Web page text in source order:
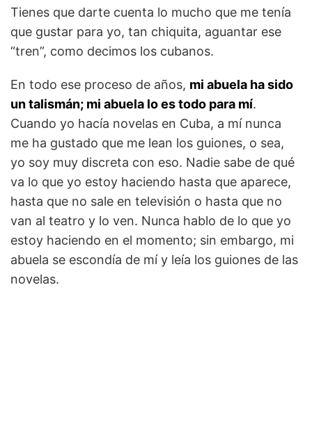
Tienes que darte cuenta lo mucho que me tenía
que gustar para yo, tan chiquita, aguantar ese
“tren”, como decimos los cubanos.
En todo ese proceso de años, mi abuela ha sido
un talismán; mi abuela lo es todo para mí.
Cuando yo hacía novelas en Cuba, a mí nunca
me ha gustado que me lean los guiones, o sea,
yo soy muy discreta con eso. Nadie sabe de qué
va lo que yo estoy haciendo hasta que aparece,
hasta que no sale en televisión o hasta que no
van al teatro y lo ven. Nunca hablo de lo que yo
estoy haciendo en el momento; sin embargo, mi
abuela se escondía de mí y leía los guiones de las
novelas.